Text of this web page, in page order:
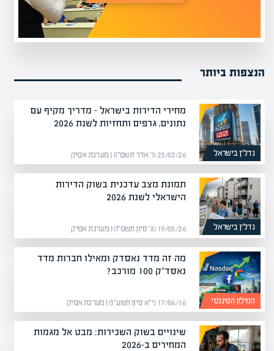
הנצפות ביותר
נדל”ן בישראל
מחירי הדירות בישראל – מדריך מקיף עם
נתונים, גרפים ותחזיות לשנת 2026
23/02/26 (ו׳ אדר תשפ״ו) | מערכת אפיק
נדל”ן בישראל
תמונת מצב עדכנית בשוק הדירות
הישראלי לשנת 2026
19/05/26 (ג׳ סיון תשפ״ו) | מערכת אפיק
המילון הפיננסי
מה זה מדד נאסדק ומאילו חברות מדד
נאסד"ק 100 מורכב?
17/06/16 (י״א סיון תשע״ו) | מערכת אפיק
שינויים בשוק השכירות: מבט אל מגמות
המחירים ב-2026